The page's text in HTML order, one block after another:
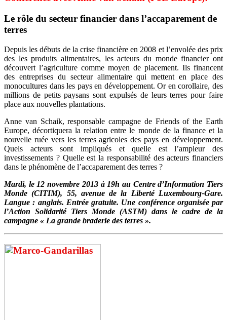
Le rôle du secteur financier dans l’accaparement de
terres
Depuis les débuts de la crise financière en 2008 et l’envolée des prix
des les produits alimentaires, les acteurs du monde financier ont
découvert l’agriculture comme moyen de placement. Ils financent
des entreprises du secteur alimentaire qui mettent en place des
monocultures dans les pays en développement. Or en corollaire, des
millions de petits paysans sont expulsés de leurs terres pour faire
place aux nouvelles plantations.
Anne van Schaik, responsable campagne de Friends of the Earth
Europe, décortiquera la relation entre le monde de la finance et la
nouvelle ruée vers les terres agricoles des pays en développement.
Quels acteurs sont impliqués et quelle est l’ampleur des
investissements ? Quelle est la responsabilité des acteurs financiers
dans le phénomène de l’accaparement des terres ?
Mardi, le 12 novembre 2013 à 19h au Centre d’Information Tiers
Monde (CITIM), 55, avenue de la Liberté Luxembourg-Gare.
Langue : anglais. Entrée gratuite. Une conférence organisée par
l’Action Solidarité Tiers Monde (ASTM) dans le cadre de la
campagne « La grande braderie des terres ».